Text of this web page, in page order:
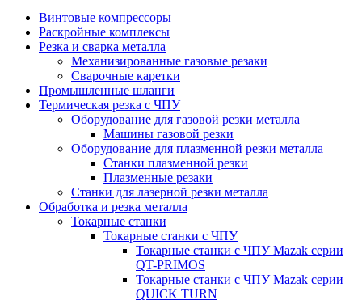
Винтовые компрессоры
Раскройные комплексы
Резка и сварка металла
Механизированные газовые резаки
Сварочные каретки
Промышленные шланги
Термическая резка с ЧПУ
Оборудование для газовой резки металла
Машины газовой резки
Оборудование для плазменной резки металла
Станки плазменной резки
Плазменные резаки
Станки для лазерной резки металла
Обработка и резка металла
Токарные станки
Токарные станки с ЧПУ
Токарные станки с ЧПУ Mazak серии
QT-PRIMOS
Токарные станки с ЧПУ Mazak серии
QUICK TURN